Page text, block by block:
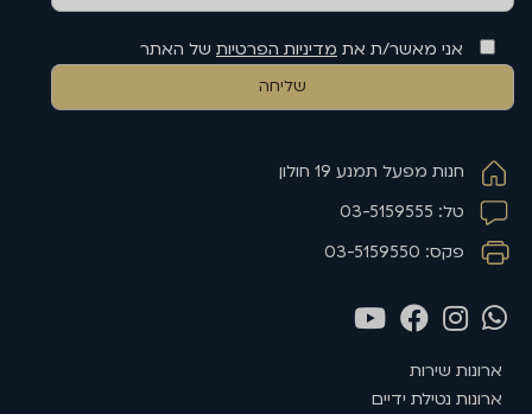
ארונות שירות
ארונות נטילת ידיים
אני מאשר/ת את מדיניות הפרטיות של האתר
חנות מפעל תמנע 19 חולון
טל: 03-5159555
פקס: 03-5159550